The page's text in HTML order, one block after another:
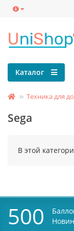
Каталог
Техника для
Sega
В этой
500